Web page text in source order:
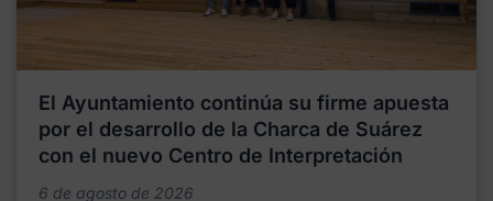
El Ayuntamiento continúa su firme apuesta
por el desarrollo de la Charca de Suárez
con el nuevo Centro de Interpretación
6 de agosto de 2026